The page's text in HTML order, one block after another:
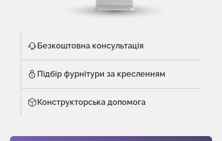
Безкоштовна консультація
Підбір фурнітури за кресленням
Конструкторська допомога